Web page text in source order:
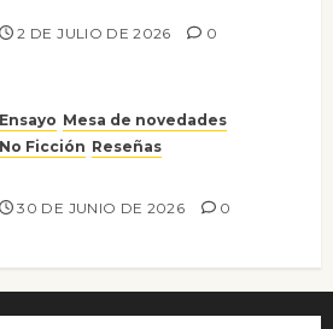
2 DE JULIO DE 2026 0
Ensayo Mesa de novedades
No Ficción Reseñas
30 DE JUNIO DE 2026 0